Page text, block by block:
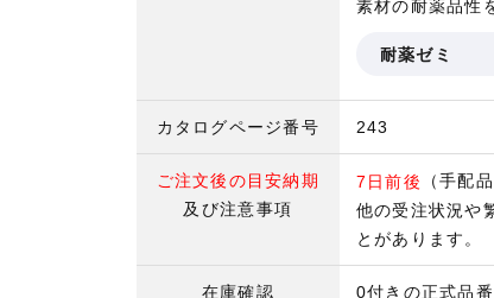
素材の耐薬品性
耐薬ゼミ
カタログページ番号 243
ご注文後の目安納期
及び注意事項
7日前後
（手配品
他の受注状況や
とがあります。
在庫確認 0付きの正式品